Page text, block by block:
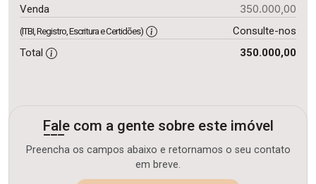
Venda 350.000,00
(ITBI, Registro, Escritura e Certidões)
Consulte-nos
Total
350.000,00
Fale com a gente sobre este imóvel
Preencha os campos abaixo e retornamos o seu contato
em breve.